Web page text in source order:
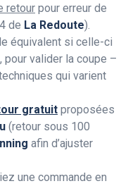
retour pour erreur de
de La Redoute).
équivalent si celle-ci
valider la coupe –
qui varient
gratuit proposées
(retour sous 100
afin d’ajuster
une commande en